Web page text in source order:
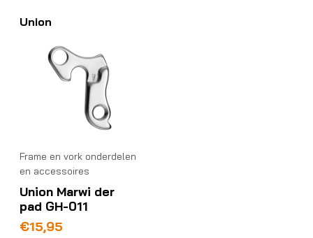
Union
Frame en vork onderdelen
en accessoires
Union Marwi der
pad GH-011
€15,95